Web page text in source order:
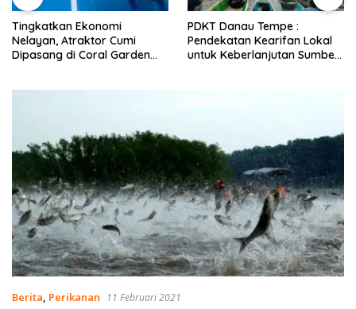
Ekonomi
Atraktor Cumi
di Coral Garden
PDKT Danau Tempe :
Pendekatan Kearifan Lokal
untuk Keberlanjutan Sumber
Berita, Perikanan 11 Februari 2021